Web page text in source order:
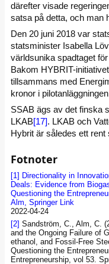
därefter visade
satsa på detta, och man
Den 20 juni 2018 var
statsminister Isabella
världsunika spadtaget
Bakom HYBRIT-
tillsammans med
kronor i
SSAB ägs av det finska
LKAB[17]. LKAB och
Hybrit är således ett rent
Fotnoter
[1] Directionality in
Deals: Evidence from
Questioning the
Alm, Springer Link
2022-04-24
[2] Sandström, C., Alm, C.
and the Ongoing Failure of
ethanol, and Fossil-Free
Questioning the
Entrepreneurship, vol 53.